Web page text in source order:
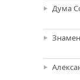
Дума